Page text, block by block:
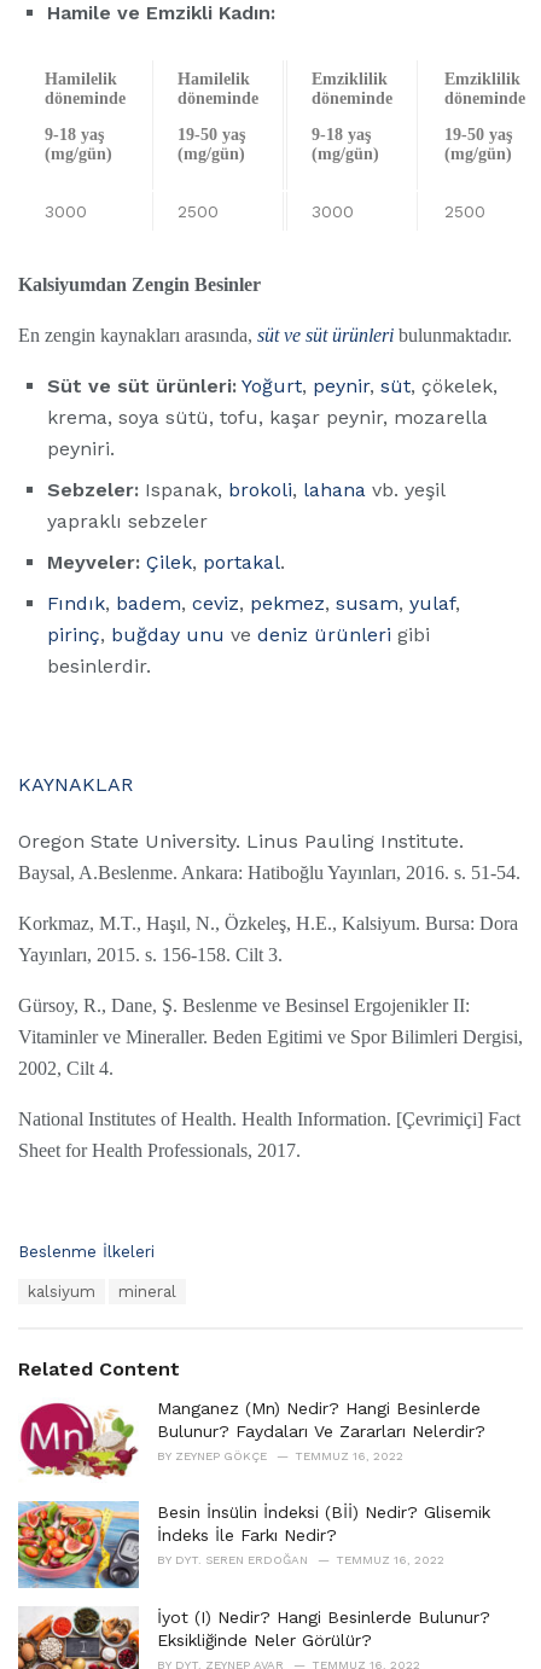
Hamile ve Emzikli Kadın:
Hamilelik
döneminde
9-18 yaş
(mg/gün)
Hamilelik
döneminde
19-50 yaş
(mg/gün)
Emziklilik
döneminde
9-18 yaş
(mg/gün)
Emziklilik
döneminde
19-50 yaş
(mg/gün)
3000 2500 3000 2500
Kalsiyumdan Zengin Besinler
En zengin kaynakları arasında, süt ve süt ürünleri bulunmaktadır.
Süt ve süt ürünleri: Yoğurt, peynir, süt, çökelek,
krema, soya sütü, tofu, kaşar peynir, mozarella
peyniri.
Sebzeler: Ispanak, brokoli, lahana vb. yeşil
yapraklı sebzeler
Meyveler: Çilek, portakal.
Fındık, badem, ceviz, pekmez, susam, yulaf,
pirinç, buğday unu ve deniz ürünleri gibi
besinlerdir.
KAYNAKLAR
Oregon State University. Linus Pauling Institute.
Baysal, A.Beslenme. Ankara: Hatiboğlu Yayınları, 2016. s. 51-54.
Korkmaz, M.T., Haşıl, N., Özkeleş, H.E., Kalsiyum. Bursa: Dora
Yayınları, 2015. s. 156-158. Cilt 3.
Gürsoy, R., Dane, Ş. Beslenme ve Besinsel Ergojenikler II:
Vitaminler ve Mineraller. Beden Egitimi ve Spor Bilimleri Dergisi,
2002, Cilt 4.
National Institutes of Health. Health Information. [Çevrimiçi] Fact
Sheet for Health Professionals, 2017.
C
r
e
s
Beslenme İlkeleri
:
kalsiyum mineral
Related Content
Manganez (Mn) Nedir? Hangi Besinlerde
Bulunur? Faydaları Ve Zararları Nelerdir?
BY ZEYNEP GÖKÇE TEMMUZ 16, 2022
Besin İnsülin İndeksi (Bİİ) Nedir? Glisemik
İndeks İle Farkı Nedir?
BY DYT. SEREN ERDOĞAN TEMMUZ 16, 2022
İyot (I) Nedir? Hangi Besinlerde Bulunur?
Eksikliğinde Neler Görülür?
BY DYT. ZEYNEP AVAR TEMMUZ 16, 2022